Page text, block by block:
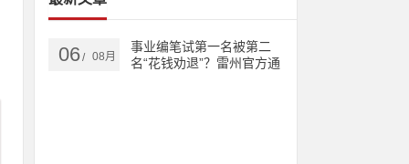
06/ 08月
事业编笔试第一名被第二
名“花钱劝退”？雷州官方通